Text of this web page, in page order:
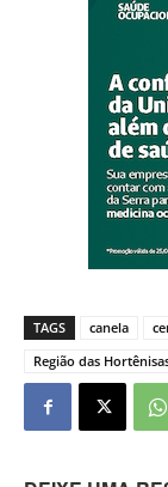
TAGS canela
Região das